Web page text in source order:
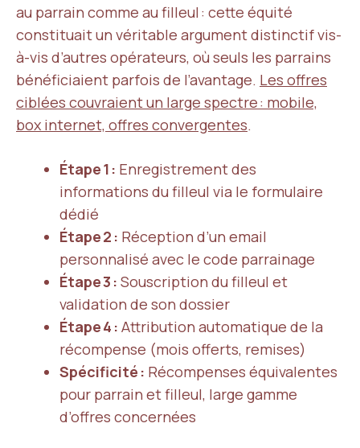
au parrain comme au filleul : cette équité
constituait un véritable argument distinctif vis-
à-vis d’autres opérateurs, où seuls les parrains
bénéficiaient parfois de l’avantage. Les offres
ciblées couvraient un large spectre : mobile,
box internet, offres convergentes.
Étape 1 : Enregistrement des
informations du filleul via le formulaire
dédié
Étape 2 : Réception d’un email
personnalisé avec le code parrainage
Étape 3 : Souscription du filleul et
validation de son dossier
Étape 4 : Attribution automatique de la
récompense (mois offerts, remises)
Spécificité : Récompenses équivalentes
pour parrain et filleul, large gamme
d’offres concernées